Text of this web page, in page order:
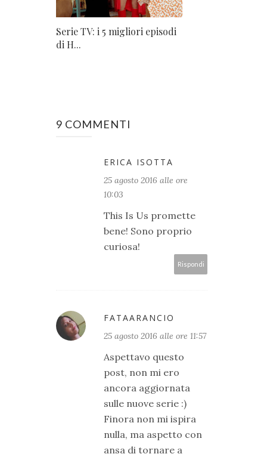
Serie TV: i 5 migliori episodi
di H...
9 COMMENTI
ERICA ISOTTA
25 agosto 2016 alle ore
10:03
This Is Us promette
bene! Sono proprio
curiosa!
Rispondi
FATAARANCIO
25 agosto 2016 alle ore 11:57
Aspettavo questo
post, non mi ero
ancora aggiornata
sulle nuove serie :)
Finora non mi ispira
nulla, ma aspetto con
ansa di tornare a